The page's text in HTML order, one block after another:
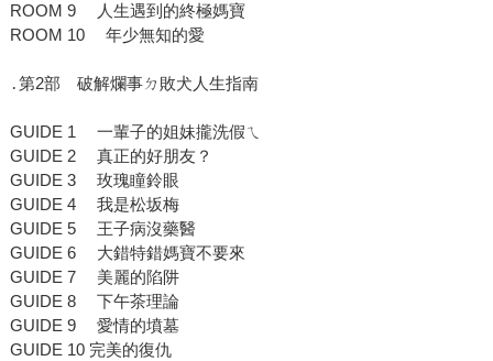
ROOM 9 人生遇到的終極媽寶
ROOM 10 年少無知的愛
․第2部 破解爛事ㄉ敗犬人生指南
GUIDE 1 一輩子的姐妹攏洗假ㄟ
GUIDE 2 真正的好朋友？
GUIDE 3 玫瑰瞳鈴眼
GUIDE 4 我是松坂梅
GUIDE 5 王子病沒藥醫
GUIDE 6 大錯特錯媽寶不要來
GUIDE 7 美麗的陷阱
GUIDE 8 下午茶理論
GUIDE 9 愛情的墳墓
GUIDE 10 完美的復仇